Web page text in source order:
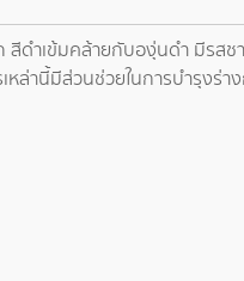
สีดำเข้มคล้ายกับองุ่นดำ มีรส
ล่านี้มีส่วนช่วยในการบำรุงร่า